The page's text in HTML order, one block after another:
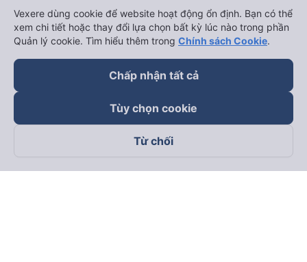
Vexere dùng cookie để website hoạt động ổn định. Bạn có thể
xem chi tiết hoặc thay đổi lựa chọn bất kỳ lúc nào trong phần
Quản lý cookie. Tìm hiểu thêm trong Chính sách Cookie.
Chấp nhận tất cả
Tùy chọn cookie
Từ chối